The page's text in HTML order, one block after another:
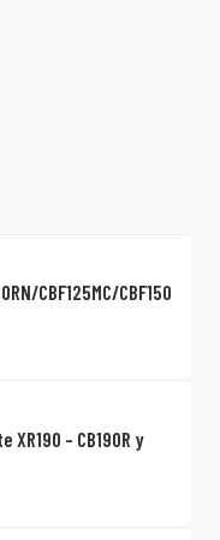
CBF125MC/CBF150
– CB190R y